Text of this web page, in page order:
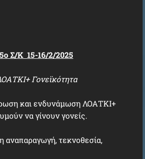
5ο Σ/Κ 15-16/2/2025
Γονεϊκότητα
και ενδυνάμωση ΛΟΑΤΚΙ+
να γίνουν γονείς.
αναπαραγωγή, τεκνοθεσία,